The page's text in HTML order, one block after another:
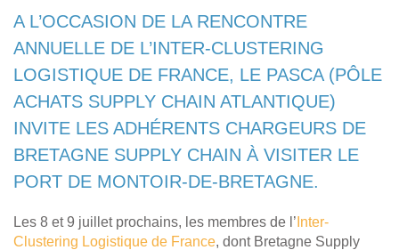
A L’OCCASION DE LA RENCONTRE
ANNUELLE DE L’INTER-CLUSTERING
LOGISTIQUE DE FRANCE, LE PASCA (PÔLE
ACHATS SUPPLY CHAIN ATLANTIQUE)
INVITE LES ADHÉRENTS CHARGEURS DE
BRETAGNE SUPPLY CHAIN À VISITER LE
PORT DE MONTOIR-DE-BRETAGNE.
Les 8 et 9 juillet prochains, les membres de l’ Inter-
Clustering Logistique de France, dont Bretagne Supply